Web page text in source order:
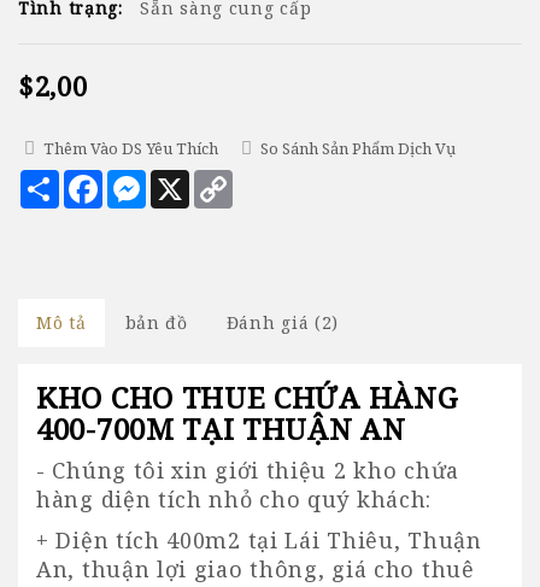
Tình trạng:
Sẵn sàng cung cấp
$2,00
Thêm Vào DS Yêu Thích So Sánh Sản Phẩm Dịch Vụ
Chia
sẻ
FacebookMessenger
X
Mô tả bản đồ Đánh giá (2)
KHO CHO THUE CHỨA HÀNG
400-700M TẠI THUẬN AN
- Chúng tôi xin giới thiệu 2 kho chứa
hàng diện tích nhỏ cho quý khách:
+ Diện tích 400m2 tại Lái Thiêu, Thuận
An, thuận lợi giao thông, giá cho thuê